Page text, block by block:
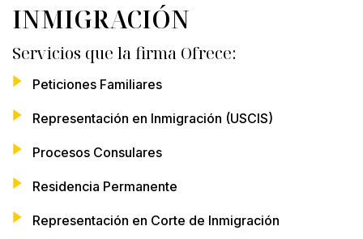
INMIGRACIÓN
Servicios que la firma Ofrece:
Peticiones Familiares
Representación en Inmigración (USCIS)
Procesos Consulares
Residencia Permanente
Representación en Corte de Inmigración